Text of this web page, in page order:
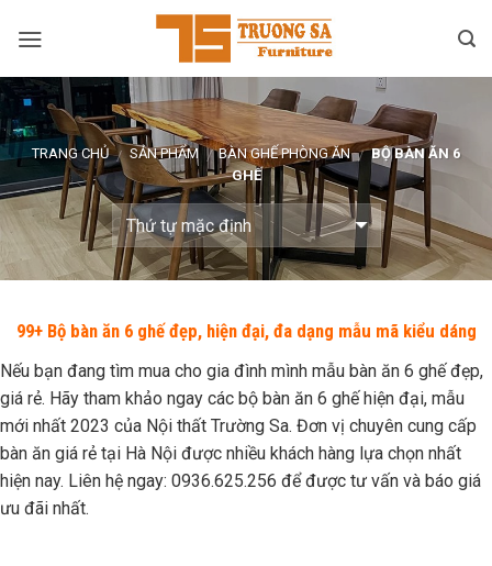
TRANG CHỦ / SẢN PHẨM / BÀN GHẾ PHÒNG ĂN / BỘ BÀN ĂN 6
GHẾ
99+ Bộ bàn ăn 6 ghế đẹp, hiện đại, đa dạng mẫu mã kiểu dáng
Nếu bạn đang tìm mua cho gia đình mình mẫu bàn ăn 6 ghế đẹp,
giá rẻ. Hãy tham khảo ngay các bộ bàn ăn 6 ghế hiện đại, mẫu
mới nhất 2023 của Nội thất Trường Sa. Đơn vị chuyên cung cấp
bàn ăn giá rẻ tại Hà Nội được nhiều khách hàng lựa chọn nhất
hiện nay. Liên hệ ngay: 0936.625.256 để được tư vấn và báo giá
ưu đãi nhất.